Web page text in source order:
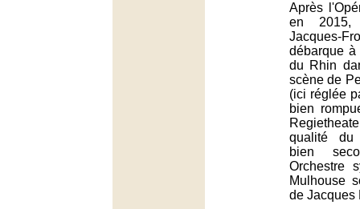
Après
en
Jacques-
débarque à
du Rhin
scène de
(ici réglée
bien
qualité du
bien
Orchestre
Mulhouse
de Jacques